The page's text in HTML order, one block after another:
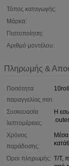
Τόπος καταγωγής:
Μάρκα:
Πιστοποίηση:
Αριθμό μοντέλου:
Πληρωμής &
Ποσότητα
παραγγελίας min:
Συσκευασία
λεπτομέρειες:
Η
Χρόνος
παράδοσης:
Μέσα
Όροι πληρωμής: T/T,